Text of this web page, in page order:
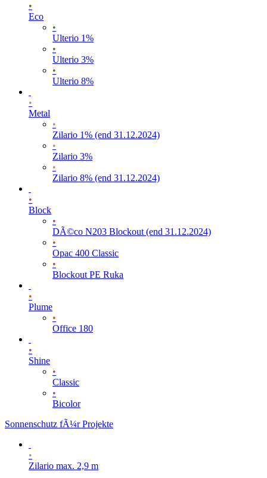
•
Eco
•
Ulterio 1%
•
Ulterio 3%
•
Ulterio 8%
•
Metal
•
Zilario 1% (end 31.12.2024)
•
Zilario 3%
•
Zilario 8% (end 31.12.2024)
•
Block
•
DÃ©co N203 Blockout (end 31.12.2024)
•
Opac 400 Classic
•
Blockout PE Ruka
•
Plume
•
Office 180
•
Shine
•
Classic
•
Bicolor
Sonnenschutz fÃ¼r Projekte
•
Zilario max. 2,9 m